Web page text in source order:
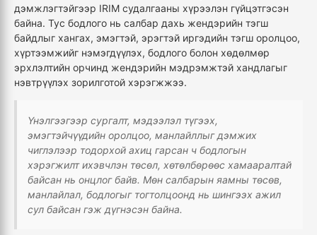
дэмжлэгтэйгээр IRIM судалгааны хүрээлэн гүйцэтгэсэн
байна. Тус бодлого нь салбар дахь жендэрийн тэгш
байдлыг хангах, эмэгтэй, эрэгтэй иргэдийн тэгш оролцоо,
хүртээмжийг нэмэгдүүлэх, бодлого болон хөдөлмөр
эрхлэлтийн орчинд жендэрийн мэдрэмжтэй хандлагыг
нэвтрүүлэх зорилготой хэрэгжжээ.
Үнэлгээгээр сургалт, мэдээлэл түгээх,
эмэгтэйчүүдийн оролцоо, манлайллыг дэмжих
чиглэлээр тодорхой ахиц гарсан ч бодлогын
хэрэгжилт ихэвчлэн төсөл, хөтөлбөрөөс хамааралтай
байсан нь онцлог байв. Мөн салбарын яамны төсөв,
манлайлал, бодлогыг тогтолцоонд нь шингээх ажил
сул байсан гэж дүгнэсэн байна.